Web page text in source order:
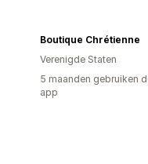
Boutique Chrétienne
Verenigde Staten
5 maanden gebruiken
app